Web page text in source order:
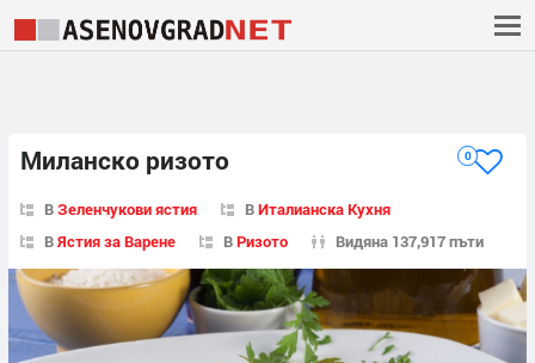
Миланско ризото 0
ВЗеленчукови ястия ВИталианска Кухня
ВЯстия за Варене ВРизото Видяна 137,917 пъти